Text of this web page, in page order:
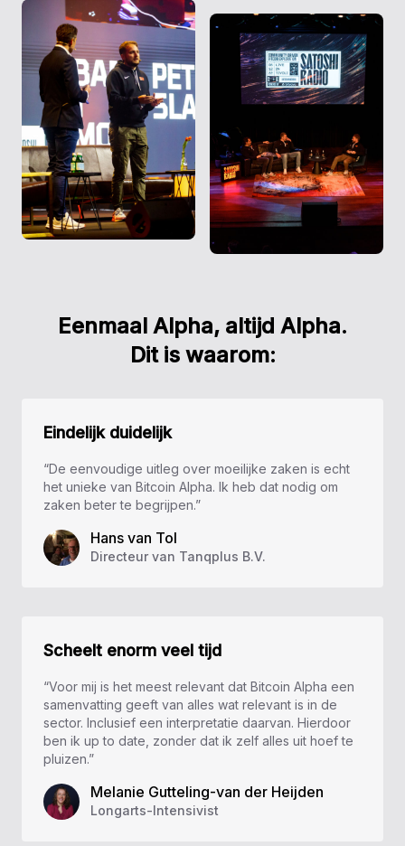
Eenmaal Alpha, altijd Alpha.
Dit is waarom:
Eindelijk duidelijk
“De eenvoudige uitleg over moeilijke zaken is echt
het unieke van Bitcoin Alpha. Ik heb dat nodig om
zaken beter te begrijpen.”
Hans van Tol
Directeur van Tanqplus B.V.
Scheelt enorm veel tijd
“Voor mij is het meest relevant dat Bitcoin Alpha een
samenvatting geeft van alles wat relevant is in de
sector. Inclusief een interpretatie daarvan. Hierdoor
ben ik up to date, zonder dat ik zelf alles uit hoef te
pluizen.”
Melanie Gutteling-van der Heijden
Longarts-Intensivist